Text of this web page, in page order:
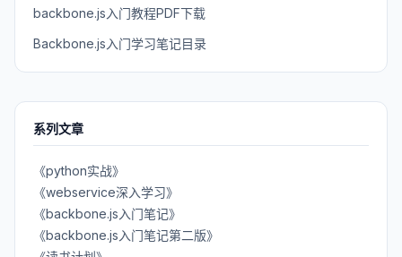
backbone.js入门教程PDF下载
Backbone.js入门学习笔记目录
系列文章
《python实战》
《webservice深入学习》
《backbone.js入门笔记》
《backbone.js入门笔记第二版》